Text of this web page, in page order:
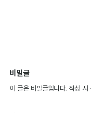
비밀글
이 글은 비밀글입니다. 작성